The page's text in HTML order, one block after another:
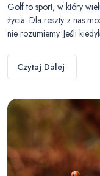
Golf to sport, w który
życia. Dla reszty z nas
nie rozumiemy. Jeśli
Czytaj Dalej